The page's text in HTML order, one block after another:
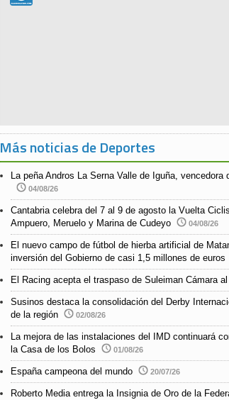
Más noticias de Deportes
La peña Andros La Serna Valle de Iguña,
04/08/26
Cantabria celebra del 7 al 9 de agosto la Vuelta
Ampuero, Meruelo y Marina de Cudeyo
04/08/26
El nuevo campo de fútbol de hierba artificial de
inversión del Gobierno de casi 1,5 millones de euros
El Racing acepta el traspaso de Suleiman Cámara
Susinos destaca la consolidación del Derby
de la región
02/08/26
La mejora de las instalaciones del IMD continuará
la Casa de los Bolos
01/08/26
España campeona del mundo 20/07/26
Roberto Media entrega la Insignia de Oro de la